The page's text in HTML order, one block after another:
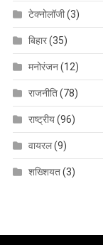
टेक्नोलॉजी(3)
बिहार(35)
मनोरंजन(12)
राजनीति(78)
राष्ट्रीय(96)
वायरल(9)
शख्शियत(3)